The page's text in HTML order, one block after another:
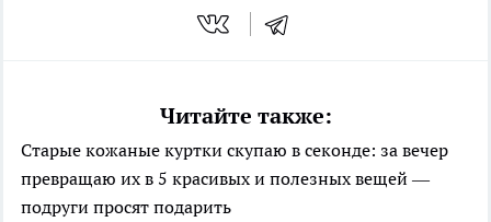
Читайте также:
Старые кожаные куртки скупаю в секонде: за вечер
превращаю их в 5 красивых и полезных вещей —
подруги просят подарить